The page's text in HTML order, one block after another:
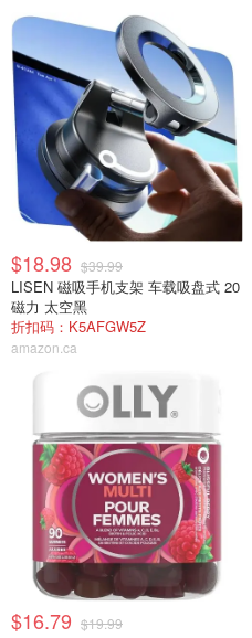
$18.98 $39.99
LISEN 磁吸手机支架 车载吸盘式 20
磁力 太空黑
折扣码：K5AFGW5Z
amazon.ca
$16.79 $19.99